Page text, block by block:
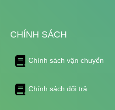
CHÍNH SÁCH
Chính sách vận chuyển
Chính sách đổi trả